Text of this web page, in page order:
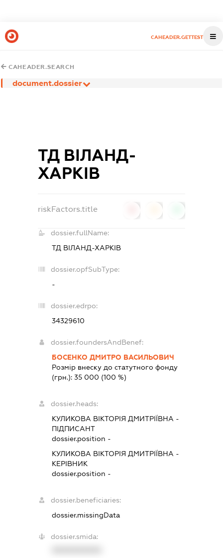
CAHEADER.GETTEST
CAHEADER.SEARCH
document.dossier
ТД ВІЛАНД-
ХАРКІВ
riskFactors.title
dossier.fullName:
ТД ВІЛАНД-ХАРКІВ
dossier.opfSubType:
-
dossier.edrpo:
34329610
dossier.foundersAndBenef:
БОСЕНКО ДМИТРО ВАСИЛЬОВИЧ
Розмір внеску до статутного фонду
(грн.): 35 000 (100 %)
dossier.heads:
КУЛИКОВА ВІКТОРІЯ ДМИТРІЇВНА -
ПІДПИСАНТ
dossier.position -
КУЛИКОВА ВІКТОРІЯ ДМИТРІЇВНА -
КЕРІВНИК
dossier.position -
dossier.beneficiaries:
dossier.missingData
dossier.smida: